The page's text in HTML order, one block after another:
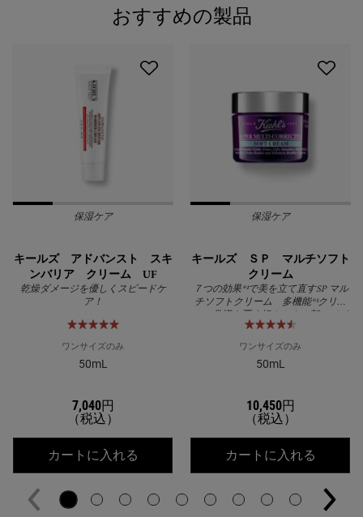
おすすめの製品
保湿ケア
キールズ アドバンスト スキ
ンバリア クリーム UF
乾燥ダメージを優しくスピードケ
ア！
ワンサイズのみ
50mL
7,040円
（税込）
カートに入れる キールズ アドバンスト スキンバ
保湿ケア
キールズ ＳＰ マルチソフト
クリーム
７つの効果*¹で美を立て直すSP マル
チソフトクリーム 多機能*¹クリー
ムの常識を覆す軽やかさ！朝のメイ
ク前のスキンケアもベタつかずに完
成
ワンサイズのみ
50mL
10,450円
（税込）
カートに入れる